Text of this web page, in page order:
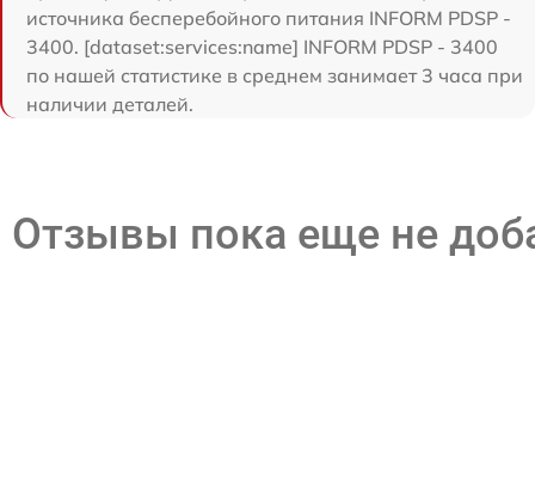
источника бесперебойного питания INFORM PDSP -
3400. [dataset:services:name] INFORM PDSP - 3400
по нашей статистике в среднем занимает 3 часа при
наличии деталей.
Отзывы пока еще не